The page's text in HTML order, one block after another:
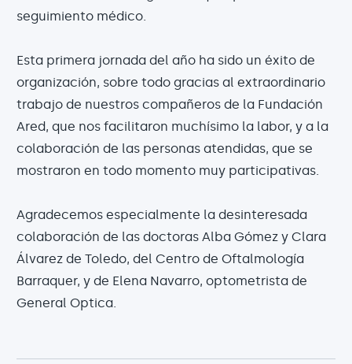
seguimiento médico.
Esta primera jornada del año ha sido un éxito de
organización, sobre todo gracias al extraordinario
trabajo de nuestros compañeros de la Fundación
Ared, que nos facilitaron muchísimo la labor, y a la
colaboración de las personas atendidas, que se
mostraron en todo momento muy participativas.
Agradecemos especialmente la desinteresada
colaboración de las doctoras Alba Gómez y Clara
Álvarez de Toledo, del Centro de Oftalmología
Barraquer, y de Elena Navarro, optometrista de
General Optica.